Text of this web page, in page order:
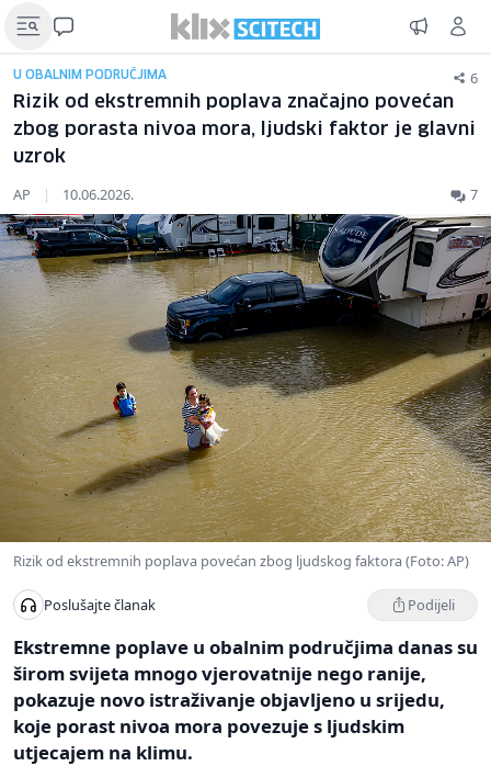
U OBALNIM PODRUČJIMA 6
Rizik od ekstremnih poplava značajno povećan
zbog porasta nivoa mora, ljudski faktor je glavni
uzrok
AP | 10.06.2026. 7
Rizik od ekstremnih poplava povećan zbog ljudskog faktora (Foto: AP)
Poslušajte članak Podijeli
Ekstremne poplave u obalnim područjima danas su
širom svijeta mnogo vjerovatnije nego ranije,
pokazuje novo istraživanje objavljeno u srijedu,
koje porast nivoa mora povezuje s ljudskim
utjecajem na klimu.